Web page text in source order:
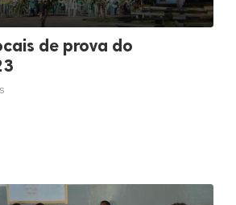
de prova do